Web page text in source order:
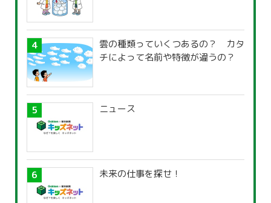
雲の種類っていくつあるの？ カタ
チによって名前や特徴が違うの？
ニュース
未来の仕事を探せ！